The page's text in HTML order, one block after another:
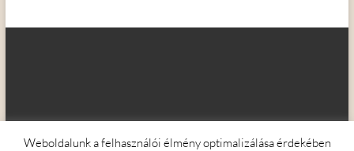
Copyright © 2026Kapcsolat Akadémia
Weboldalunk a felhasználói élmény optimalizálása érdekében